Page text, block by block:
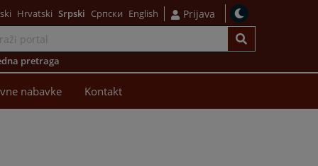
Hrvatski Srpski Српски English Prijava
pretraga
nabavke Kontakt